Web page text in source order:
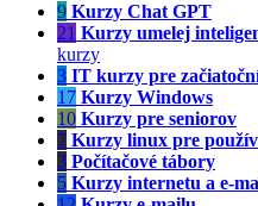
9 Kurzy Chat GPT
21 Kurzy umelej
kurzy
3 IT kurzy pre
17 Kurzy Windows
10 Kurzy pre seniorov
7 Kurzy linux pre
3 Počítačové tábory
5 Kurzy internetu a e-